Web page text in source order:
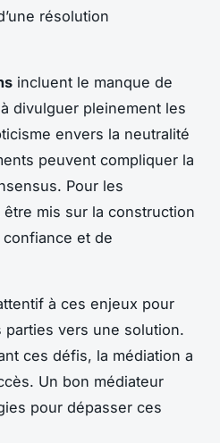
résolution
incluent le manque de
divulguer pleinement les
envers la neutralité
peuvent compliquer la
Pour les
être mis sur la construction
confiance et de
à ces enjeux pour
vers une solution.
ces défis, la médiation a
Un bon médiateur
pour dépasser ces